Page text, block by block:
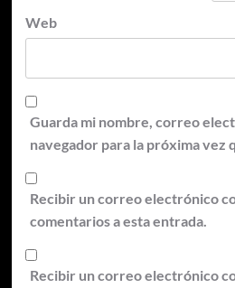
Web
Guarda mi nombre, correo
navegador para la próxima vez
Recibir un correo electrónico
comentarios a esta entrada.
Recibir un correo electrónico